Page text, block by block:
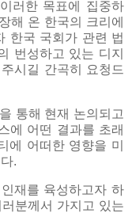
러한 목표에 집중하
해 온 한국의 크리에
한국 국회가 관련 법
번성하고 있는 디지
시길 간곡히 요청드
통해 현재 논의되고
에 어떤 결과를 초래
에 어떠한 영향을 미
.
재를 육성하고자 하
분께서 가지고 있는